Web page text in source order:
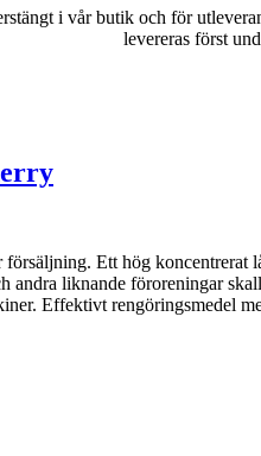
i vår butik och för
levereras först
Ett hög koncentrerat
andra liknande föroreningar
Effektivt rengöringsmedel